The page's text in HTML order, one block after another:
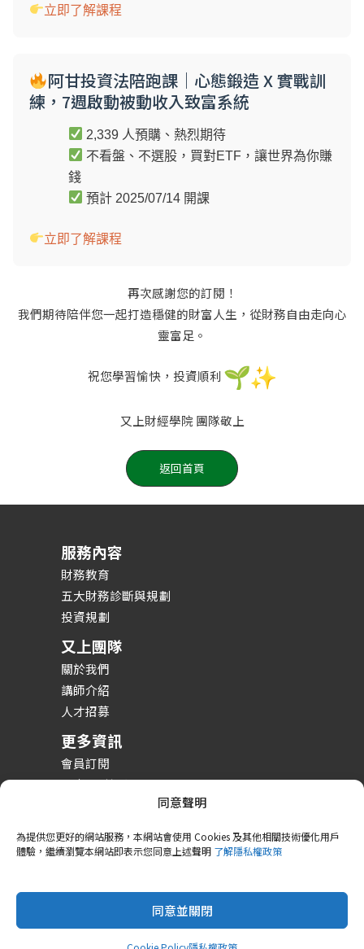
同意聲明
為提供您更好的網站服務，本網站會使用 Cookies 及其他相關技術優化用戶
體驗，繼續瀏覽本網站即表示您同意上述聲明 了解隱私權政策
同意並關閉
立即了解課程
阿甘投資法陪跑課｜心態鍛造 X 實戰訓
練，7週啟動被動收入致富系統
2,339 人預購、熱烈期待
不看盤、不選股，買對ETF，讓世界為你賺
錢
預計 2025/07/14 開課
立即了解課程
再次感謝您的訂閱！
我們期待陪伴您一起打造穩健的財富人生，從財務自由走向心
靈富足。
祝您學習愉快，投資順利
又上財經學院 團隊敬上
返回首頁
服務內容
財務教育
五大財務診斷與規劃
投資規劃
又上團隊
關於我們
講師介紹
人才招募
更多資訊
會員訂閱
投資理財課程
整體財務規劃課程
Copyright © 2026 又上財經學院